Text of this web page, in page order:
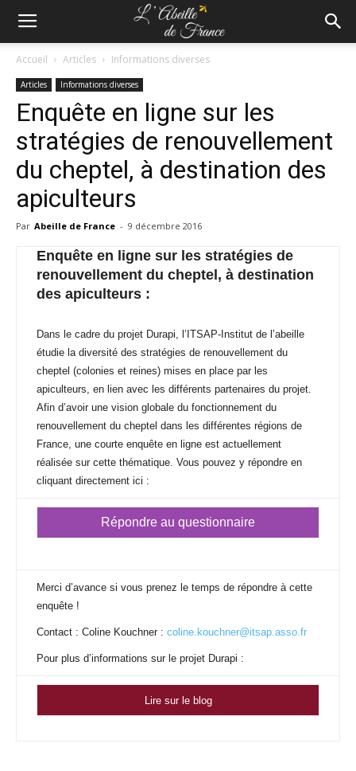
Accueil Articles Informations diverses
Articles Informations diverses
Enquête en ligne sur les
stratégies de renouvellement
du cheptel, à destination des
apiculteurs
Par Abeille de France - 9 décembre 2016
Enquête en ligne sur les stratégies de
renouvellement du cheptel, à destination
des apiculteurs :
Dans le cadre du projet Durapi, l’ITSAP-Institut de l’abeille
étudie la diversité des stratégies de renouvellement du
cheptel (colonies et reines) mises en place par les
apiculteurs, en lien avec les différents partenaires du projet.
Afin d’avoir une vision globale du fonctionnement du
renouvellement du cheptel dans les différentes régions de
France, une courte enquête en ligne est actuellement
réalisée sur cette thématique. Vous pouvez y répondre en
cliquant directement ici :
Répondre au questionnaire
Merci d’avance si vous prenez le temps de répondre à cette
enquête !
Contact : Coline Kouchner : coline.kouchner@itsap.asso.fr
Pour plus d’informations sur le projet Durapi :
Lire sur le blog